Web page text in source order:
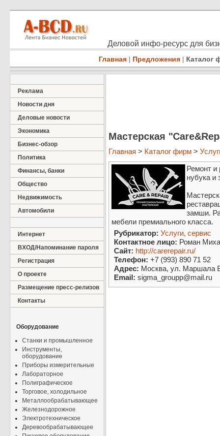
Деловой инфо-ресурс для
Главная | Предложения | Каталог
Реклама
Новости дня
Деловые новости
Экономика
Бизнес-обзор
Политика
Финансы, банки
Общество
Недвижимость
Автомобили
Интернет
ВХОД/Напоминание пароля
Регистрация
О проекте
Размещение пресс-релизов
Контакты
Оборудование
Станки и промышленное
Инструменты,
оборудование
Приборы измерительные
Лабораторное
Полиграфическое
Торговое, холодильное
Металлообрабатывающее
Железнодорожное
Электротехническое
Деревообрабатывающее
Мастерская
Главная > Каталог фирм >
Ремонт и
нубука и
замши.
мебели премиального класса.
Рубрикатор: Услуги, сервис
Контактное лицо: Роман
Сайт: http://carerepair.ru/
Телефон: +7 (993) 890 71 52
Адрес: Москва, ул. Маршала
Email: sigma_groupp@mail.ru